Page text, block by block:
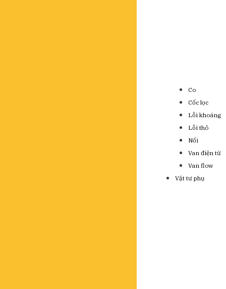
Co
Cốc lọc
Lỗi khoáng
Lỗi thô
Nối
Van điện từ
Van flow
Vật tư phụ